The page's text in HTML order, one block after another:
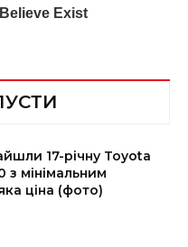
17-річну Toyota
з мінімальним
ціна (фото)